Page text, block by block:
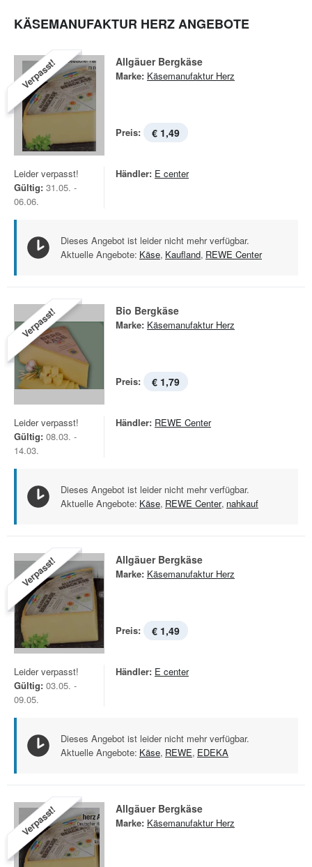
KÄSEMANUFAKTUR HERZ ANGEBOTE
Verpasst! Allgäuer Bergkäse
Marke: Käsemanufaktur Herz
Preis: € 1,49
Leider verpasst!
Gültig: 31.05. -
06.06.
Händler: E center
Dieses Angebot ist leider nicht mehr verfügbar.
Aktuelle Angebote: Käse, Kaufland, REWE Center
Verpasst! Bio Bergkäse
Marke: Käsemanufaktur Herz
Preis: € 1,79
Leider verpasst!
Gültig: 08.03. -
14.03.
Händler: REWE Center
Dieses Angebot ist leider nicht mehr verfügbar.
Aktuelle Angebote: Käse, REWE Center, nahkauf
Verpasst! Allgäuer Bergkäse
Marke: Käsemanufaktur Herz
Preis: € 1,49
Leider verpasst!
Gültig: 03.05. -
09.05.
Händler: E center
Dieses Angebot ist leider nicht mehr verfügbar.
Aktuelle Angebote: Käse, REWE, EDEKA
Verpasst! Allgäuer Bergkäse
Marke: Käsemanufaktur Herz